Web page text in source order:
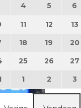
3 augustus 2026
4 4 augustus
55 6
10 augustus 2026
11 11 augustus
12 12 13
17 augustus 2026
18 18 augustus
19 19 20
24 augustus 2026
25 25 augustus
26 26 27
31 augustus 2026
1 1 september
2 2 3